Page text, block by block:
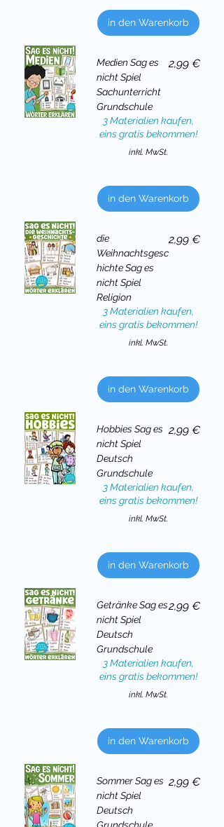
in den Warenkorb
Medien Sag es
nicht Spiel
Sachunterricht
Grundschule
Preis
2,99 €
3 Materialien kaufen,
eins gratis bekommen!
inkl. MwSt.
in den Warenkorb
die
Weihnachtsgesc
hichte Sag es
nicht Spiel
Religion
Preis
2,99 €
3 Materialien kaufen,
eins gratis bekommen!
inkl. MwSt.
in den Warenkorb
Hobbies Sag es
nicht Spiel
Deutsch
Grundschule
Preis
2,99 €
3 Materialien kaufen,
eins gratis bekommen!
inkl. MwSt.
in den Warenkorb
Getränke Sag es
nicht Spiel
Deutsch
Grundschule
Preis
2,99 €
3 Materialien kaufen,
eins gratis bekommen!
inkl. MwSt.
in den Warenkorb
Sommer Sag es
nicht Spiel
Deutsch
Preis
2,99 €